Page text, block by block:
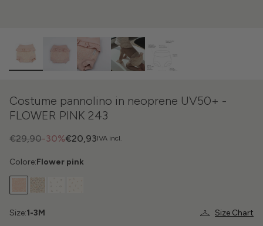
Costume pannolino in neoprene UV50+ -
FLOWER PINK 243
IVA incl.
-30%
€29,90 €20,93
Colore:Flower pink
Size Chart
Size:1-3M